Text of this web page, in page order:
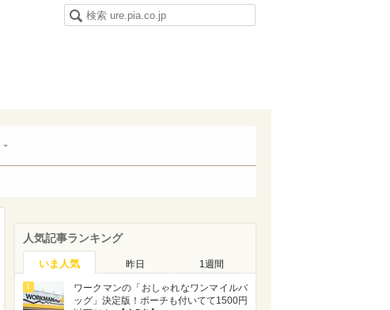
人気記事ランキング
いま人気 昨日 1週間
1
ワークマンの「おしゃれなワンマイルバ
ッグ」決定版！ポーチも付いてて1500円